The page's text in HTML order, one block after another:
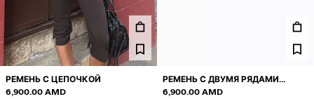
РЕМЕНЬ С ЦЕПОЧКОЙ
6,900.00 AMD
РЕМЕНЬ С ДВУМЯ РЯДАМИ
ЛЮВЕРСОВ
6,900.00 AMD